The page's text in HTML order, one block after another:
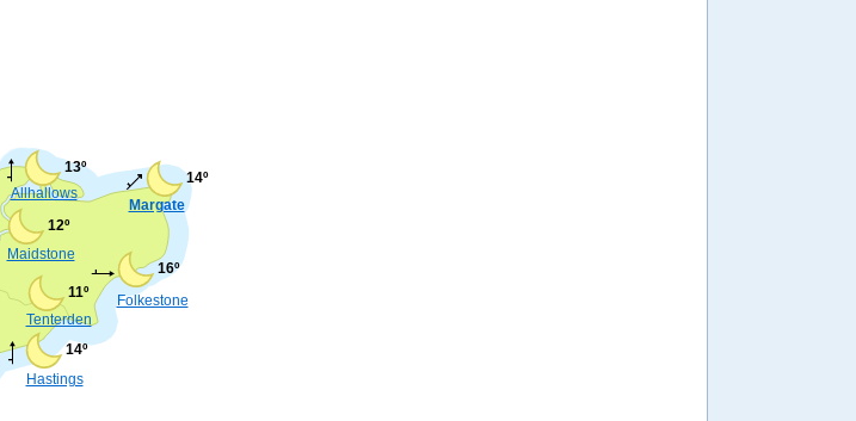
Maidstone
12º
Hastings
14º
Margate
14º
Folkestone
16º
Tenterden
11º
Allhallows
13º